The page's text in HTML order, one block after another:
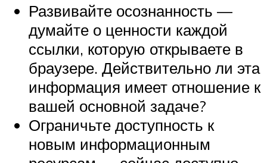
Развивайте осознанность —
думайте о ценности каждой
ссылки, которую открываете в
браузере. Действительно ли эта
информация имеет отношение к
вашей основной задаче?
Ограничьте доступность к
новым информационным